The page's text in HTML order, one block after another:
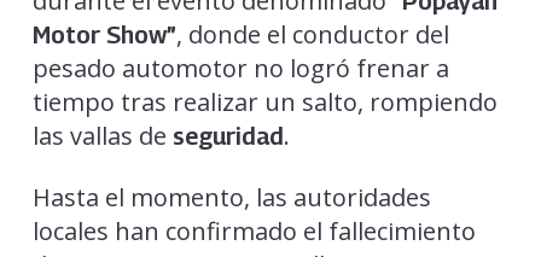
Motor Show”, donde el conductor del
pesado automotor no logró frenar a
tiempo tras realizar un salto, rompiendo
las vallas de seguridad.
Hasta el momento, las autoridades
locales han confirmado el fallecimiento